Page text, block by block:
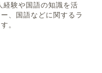
経験や国語の知識を活
、国語などに関するラ
。